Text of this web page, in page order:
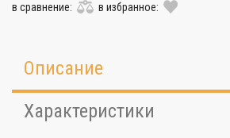
в сравнение: в избранное:
Описание
Характеристики